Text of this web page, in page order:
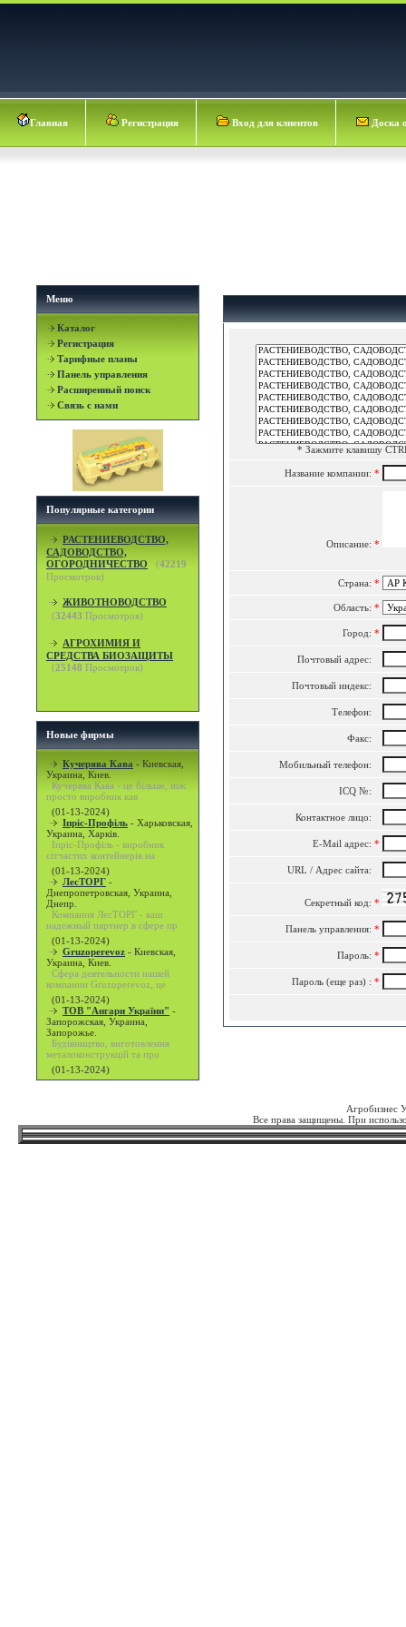
Главная Регистрация Вход для клиентов Доска
Меню
Каталог
Регистрация
Тарифные планы
Панель управления
Расширенный поиск
Связь с нами
Популярные категории
РАСТЕНИЕВОДСТВО,
САДОВОДСТВО,
ОГОРОДНИЧЕСТВО
(42219
Просмотров)
ЖИВОТНОВОДСТВО
(32443 Просмотров)
АГРОХИМИЯ И
СРЕДСТВА БИОЗАЩИТЫ
(25148 Просмотров)
Новые фирмы
Кучерява Кава - Киевская,
Украина, Киев.
Кучерява Кава - це більше, ніж
просто виробник кав
(01-13-2024)
Іпріс-Профіль - Харьковская,
Украина, Харків.
Іпріс-Профіль - виробник
сітчастих контейнерів на
(01-13-2024)
ЛесТОРГ -
Днепропетровская, Украина,
Днепр.
Компания ЛесТОРГ - ваш
надежный партнер в сфере пр
(01-13-2024)
Gruzoperevoz - Киевская,
Украина, Киев.
Сфера деятельности нашей
компании Gruzoperevoz, це
(01-13-2024)
ТОВ "Ангари України" -
Запорожская, Украина,
Запорожье.
Будівництво, виготовлення
металоконструкцій та про
(01-13-2024)
* Зажмите клавишу
Название компании: *
Описание: *
Страна: *
Область: *
Город: *
Почтовый адрес:
Почтовый индекс:
Телефон:
Факс:
Мобильный телефон:
ICQ №:
Контактное лицо:
E-Mail адрес: *
URL / Адрес сайта:
Секретный код: *
Панель управления: *
Пароль: *
Пароль (еще раз) : *
Агробизнес
Все права защищены. При